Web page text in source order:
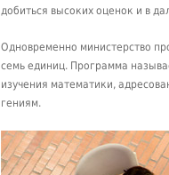
добиться высоких оценок и в
Одновременно министерство
семь единиц. Программа
изучения математики,
гениям.